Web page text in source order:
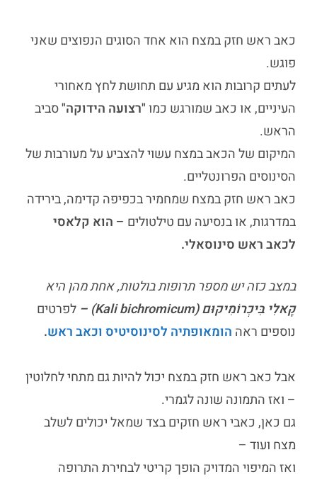
כאב ראש חזק במצח הוא אחד הסוגים הנפוצים שאני
פוגש.
לעתים קרובות הוא מגיע עם תחושת לחץ מאחורי
העיניים, או כאב שמורגש כמו "רצועה הידוקה"סביב
הראש.
המיקום של הכאב במצח עשוי להצביע על מעורבות של
הסינוסים הפרונטליים.
כאב ראש חזק במצח שמחמיר בכפיפה קדימה, בירידה
במדרגות, או בנסיעה עם טילטולים – הוא קלאסי
לכאב ראש סינוסאלי.
במצב כזה יש מספר תרופות בולטות, אחת מהן היא
קָאלִי בִּיכְרוֹמִיקוּם (Kali bichromicum) –
לפרטים
נוספים ראה הומאופתיה לסינוסיטיס וכאב ראש.
אבל כאב ראש חזק במצח יכול להיות גם מתחי לחלוטין
– ואז התמונה שונה לגמרי.
גם כאן, כאבי ראש חזקים בצד שמאליכולים לשלב
מצח ועוד –
ואז המיפוי המדויק הופך קריטי לבחירת התרופה